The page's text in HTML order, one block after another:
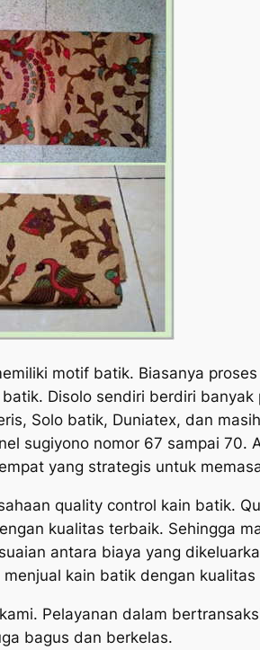
motif batik. Biasanya
Disolo sendiri berdiri
Solo batik, Duniatex, dan
sugiyono nomor 67 sampai 70.
yang strategis untuk
quality control kain batik.
kualitas terbaik. Sehingga
antara biaya yang
kain batik dengan kualitas
Pelayanan dalam
bagus dan berkelas.